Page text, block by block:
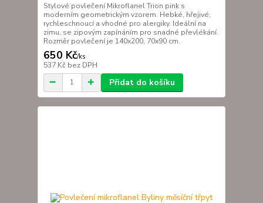
Stylové povlečení Mikroflanel Trion pink s
moderním geometrickým vzorem. Hebké, hřejivé,
rychleschnoucí a vhodné pro alergiky. Ideální na
zimu, se zipovým zapínáním pro snadné převlékání.
Rozměr povlečení je 140x200, 70x90 cm.
650 Kč/ks
537 Kč bez DPH
Přidat do košíku